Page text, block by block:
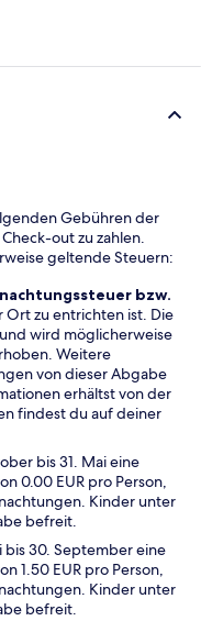
Gebühren der
out zu zahlen.
geltende Steuern:
bzw.
Ort zu entrichten ist. Die
wird möglicherweise
Weitere
von dieser Abgabe
erhältst von der
findest du auf deiner
bis 31. Mai eine
0.00 EUR pro Person,
Kinder unter
befreit.
bis 30. September eine
1.50 EUR pro Person,
Kinder unter
befreit.